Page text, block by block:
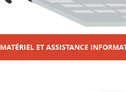
MATÉRIEL ET ASSISTANCE